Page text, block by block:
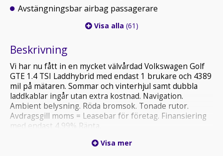
Avstängningsbar airbag passagerare
Visa alla (61)
Beskrivning
Vi har nu fått in en mycket välvårdad Volkswagen Golf
GTE 1.4 TSI Laddhybrid med endast 1 brukare och 4389
mil på mätaren. Sommar och vinterhjul samt dubbla
laddkablar ingår utan extra kostnad. Navigation.
Ambient belysning. Röda bromsok. Tonade rutor.
Avdragsgill moms = Leasebar för företag. Finansiering
med endast 4,99% Ränta.
Välkommen in till Koche Bil AB
Visa mer